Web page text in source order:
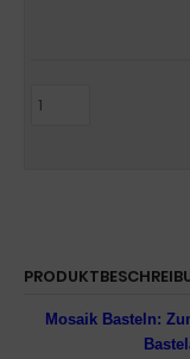
Mosaik Basteln: